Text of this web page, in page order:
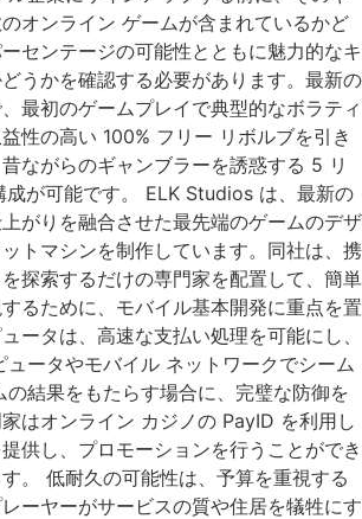
オンライン ゲームが含まれているかど
センテージの可能性とともに魅力的なキ
うかを確認する必要があります。最新の
最初のゲームプレイで典型的なボラティ
性の高い 100% フリー リボルブを引き
ながらのギャンブラーを誘惑する 5 リ
が可能です。 ELK Studios は、最新の
がりを融合させた最先端のゲームのデザ
トマシンを制作しています。同社は、携
探索するだけの専門家を配置して、簡単
るために、モバイル基本開発に重点を置
ータは、高速な支払い処理を可能にし、
ュータやモバイル ネットワークでシーム
の結果をもたらす場合に、完璧な防御を
はオンライン カジノの PayID を利用し
供し、プロモーションを行うことができ
。 低耐久の可能性は、予算を重視する
ーヤーがサービスの質や住居を犠牲にす